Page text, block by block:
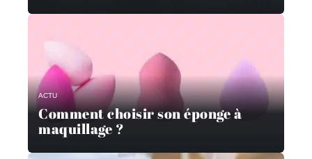
ACTU
Comment choisir son éponge à
maquillage ?